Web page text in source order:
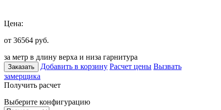
Цена:
от 36564 руб.
за метр в длину верха и низа гарнитура
Заказать Добавить в корзину Расчет цены Вызвать
замерщика
Получить расчет
Выберите конфигурацию